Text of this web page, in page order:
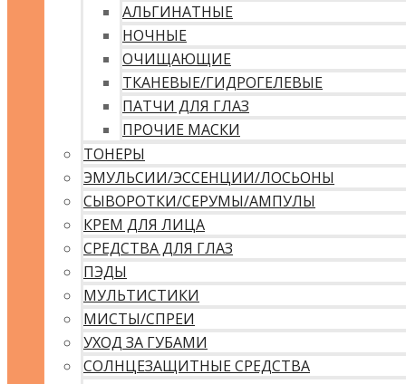
АЛЬГИНАТНЫЕ
НОЧНЫЕ
ОЧИЩАЮЩИЕ
ТКАНЕВЫЕ/ГИДРОГЕЛЕВЫЕ
ПАТЧИ ДЛЯ ГЛАЗ
ПРОЧИЕ МАСКИ
ТОНЕРЫ
ЭМУЛЬСИИ/ЭССЕНЦИИ/ЛОСЬОНЫ
СЫВОРОТКИ/СЕРУМЫ/АМПУЛЫ
КРЕМ ДЛЯ ЛИЦА
СРЕДСТВА ДЛЯ ГЛАЗ
ПЭДЫ
МУЛЬТИСТИКИ
МИСТЫ/СПРЕИ
УХОД ЗА ГУБАМИ
СОЛНЦЕЗАЩИТНЫЕ СРЕДСТВА